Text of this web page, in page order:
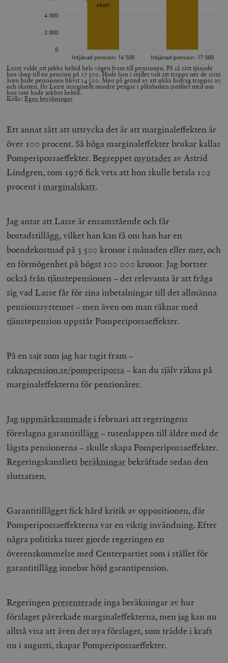
Lasse valde att jobba heltid hela vägen fram till pensionen. På så sätt tjänade
han ihop till en pension på 17 500. Hade han i stället valt att trappa ner de sista
åren hade pensionen blivit 14 500. Men på grund av att olika bidrag trappas av,
och skatten, får Lasse marginellt mindre pengar i plånboken jämfört med om
han inte hade jobbat heltid.
Källa:Egna beräkningar
Ett annat sätt att uttrycka det är att marginaleffekten är
över 100 procent. Så höga marginaleffekter brukar kallas
Pomperipossaeffekter. Begreppetmyntades av Astrid
Lindgren, som 1976 fick veta att hon skulle betala 102
procent imarginalskatt.
Jag antar att Lasse är ensamstående och får
bostadstillägg, vilket han kan få om han har en
boendekostnad på 3 500 kronor i månaden eller mer, och
en förmögenhet på högst 100 000 kronor. Jag bortser
också från tjänstepensionen – det relevanta är att fråga
sig vad Lasse får för sina inbetalningar till det allmänna
pensionssystemet – men även om man räknar med
tjänstepension uppstår Pomperipossaeffekter.
På en sajt som jag har tagit fram –
raknapension.se/pomperipossa – kan du själv räkna på
marginaleffekterna för pensionärer.
Jag uppmärksammade i februari att regeringens
föreslagna garantitillägg – tusenlappen till äldre med de
lägsta pensionerna – skulle skapa Pomperipossaeffekter.
Regeringskansliets beräkningar bekräftade sedan den
slutsatsen.
Garantitillägget fick hård kritik av oppositionen, där
Pomperipossaeffekterna var en viktig invändning. Efter
några politiska turer gjorde regeringen en
överenskommelse med Centerpartiet som i stället för
garantitillägg innebar höjd garantipension.
Regeringen presenterade inga beräkningar av hur
förslaget påverkade marginaleffekterna, men jag kan nu
alltså visa att även det nya förslaget, som trädde i kraft
nu i augusti, skapar Pomperipossaeffekter.